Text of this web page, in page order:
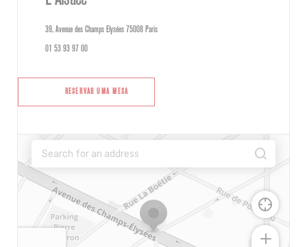
39, Avenue des Champs Elysées 75008 Paris((abre numa nova janela))
01 53 93 97 00
RESERVAR UMA MESA